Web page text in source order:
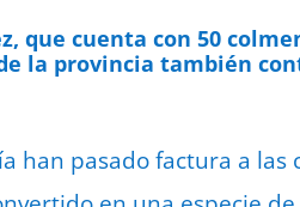
que cuenta con 50
la provincia también
han pasado factura a